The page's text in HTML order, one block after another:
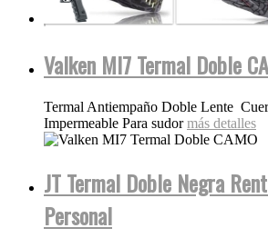
Valken MI7 Termal Doble
Termal Antiempaño Doble Lente
Impermeable Para sudormás detalles
JT Termal Doble Negra
Personal